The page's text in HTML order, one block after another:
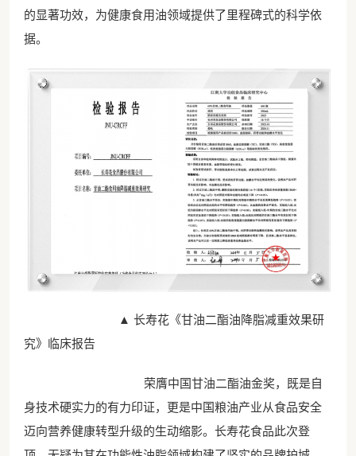
的显著功效，为健康食用油领域提供了里程碑式的科学依
据。
▲ 长寿花《甘油二酯油降脂减重效果研
究》临床报告
荣膺中国甘油二酯油金奖，既是自
身技术硬实力的有力印证，更是中国粮油产业从食品安全
迈向营养健康转型升级的生动缩影。长寿花食品此次登